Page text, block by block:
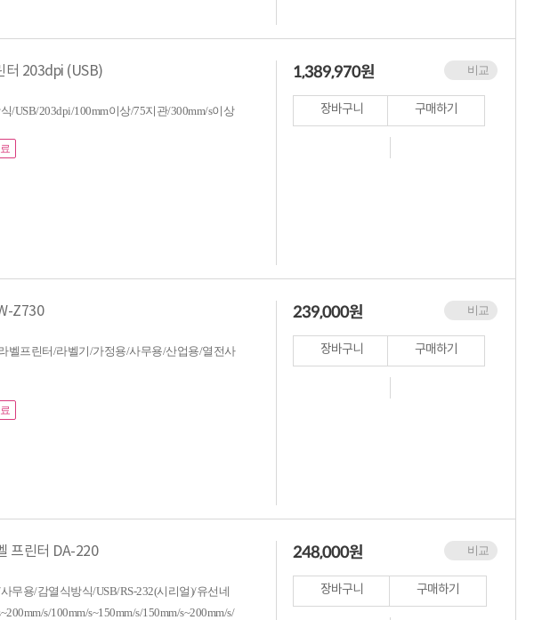
터 203dpi (USB)
USB/203dpi/100mm이상/75지관/300mm/s이상
비교
1,389,970원
장바구니 구매하기
Z730
벨프린터/라벨기/가정용/사무용/산업용/열전사
비교
239,000원
장바구니 구매하기
프린터 DA-220
무용/감열식방식/USB/RS-232(시리얼)/유선네
s/100mm/s~150mm/s/150mm/s~200mm/s/
비교
248,000원
장바구니 구매하기